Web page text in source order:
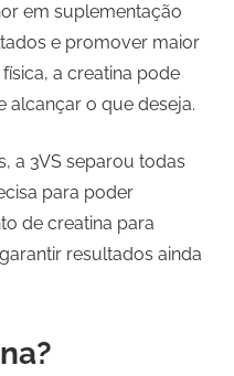
em suplementação
e promover maior
a creatina pode
alcançar o que deseja.
a 3VS separou todas
para poder
de creatina para
resultados ainda